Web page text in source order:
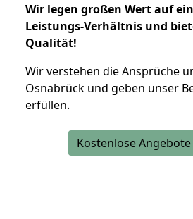
Wir legen großen Wert auf
Leistungs-Verhältnis und
Qualität!
Wir verstehen die Ansprüche
Osnabrück und geben unser
erfüllen.
Kostenlose